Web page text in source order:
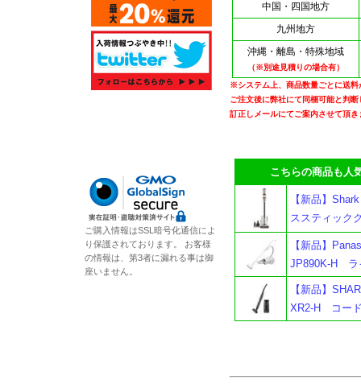
中国・四国地方
九州地方
沖縄・離島・特殊地域
（※別途見積りの場合有）
※システム上、商品数量ごとに送料
ご注文後に弊社にて同梱可能と判
訂正しメールにてご案内させて頂き
こちらの商品も人気
【新品】
ススティック
【新品】
JP890K-H ラ
【新品】
XR2-H コー
ご購入情報はSSL暗号化通信によ
り保護されております。 お客様
の情報は、第3者に漏れる事は御
座いません。